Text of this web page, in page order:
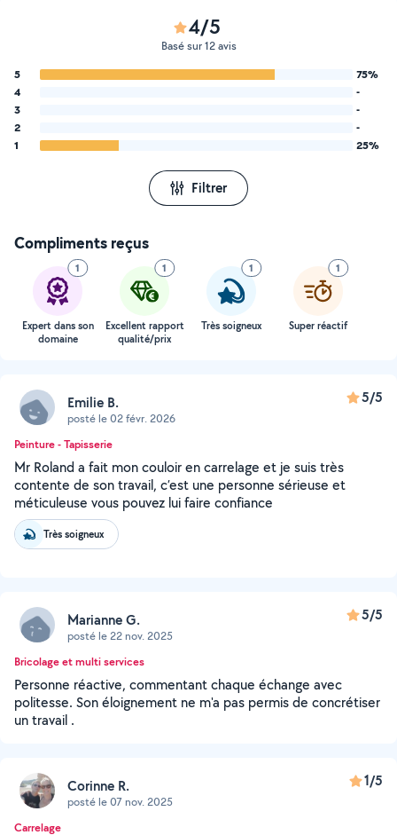
4/5
Basé sur 12 avis
5
75%
4
-
3
-
2
-
1
25%
Filtrer
Compliments reçus
1
Expert dans son
domaine
1
Excellent rapport
qualité/prix
1
Très soigneux
1
Super réactif
Emilie B.
posté le 02 févr. 2026
5/5
Peinture - Tapisserie
Mr Roland a fait mon couloir en carrelage et je suis très
contente de son travail, c’est une personne sérieuse et
méticuleuse vous pouvez lui faire confiance
Très soigneux
Marianne G.
posté le 22 nov. 2025
5/5
Bricolage et multi services
Personne réactive, commentant chaque échange avec
politesse. Son éloignement ne m'a pas permis de concrétiser
un travail .
Corinne R.
posté le 07 nov. 2025
1/5
Carrelage